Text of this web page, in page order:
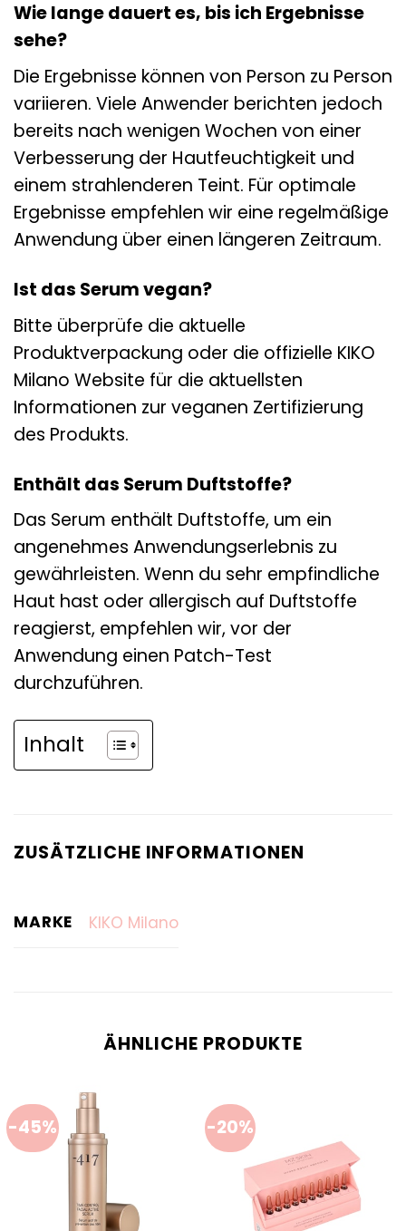
Wie lange dauert es, bis ich Ergebnisse
sehe?
Die Ergebnisse können von Person zu Person
variieren. Viele Anwender berichten jedoch
bereits nach wenigen Wochen von einer
Verbesserung der Hautfeuchtigkeit und
einem strahlenderen Teint. Für optimale
Ergebnisse empfehlen wir eine regelmäßige
Anwendung über einen längeren Zeitraum.
Ist das Serum vegan?
Bitte überprüfe die aktuelle
Produktverpackung oder die offizielle KIKO
Milano Website für die aktuellsten
Informationen zur veganen Zertifizierung
des Produkts.
Enthält das Serum Duftstoffe?
Das Serum enthält Duftstoffe, um ein
angenehmes Anwendungserlebnis zu
gewährleisten. Wenn du sehr empfindliche
Haut hast oder allergisch auf Duftstoffe
reagierst, empfehlen wir, vor der
Anwendung einen Patch-Test
durchzuführen.
Inhalt
ZUSÄTZLICHE INFORMATIONEN
MARKE KIKO Milano
ÄHNLICHE PRODUKTE
-45% -20%